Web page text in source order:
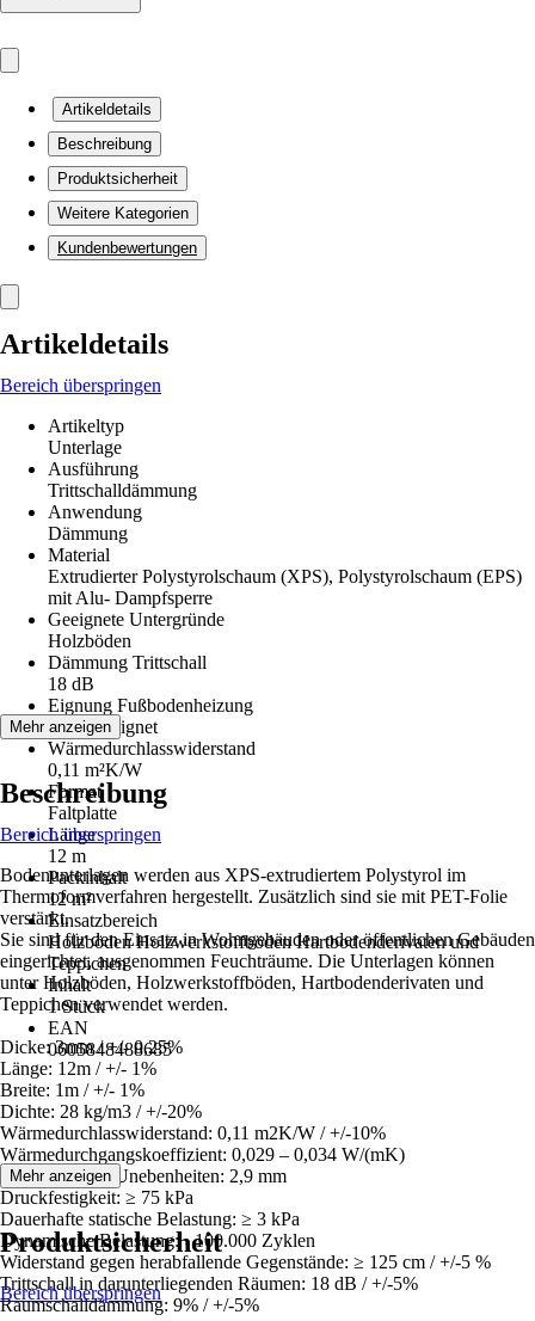
Artikeldetails
Beschreibung
Produktsicherheit
Weitere Kategorien
Kundenbewertungen
Artikeldetails
Bereich überspringen
Artikeltyp
Unterlage
Ausführung
Trittschalldämmung
Anwendung
Dämmung
Material
Extrudierter Polystyrolschaum (XPS), Polystyrolschaum (EPS)
mit Alu- Dampfsperre
Geeignete Untergründe
Holzböden
Dämmung Trittschall
18 dB
Eignung Fußbodenheizung
Nicht geeignet
Wärmedurchlasswiderstand
0,11 m²K/W
Format
Faltplatte
Länge
12 m
Packinhalt
12 m²
Einsatzbereich
Holzböden Holzwerkstoffböden Hartbodenderivaten und
Teppichen
Inhalt
1 Stück
EAN
0605848488685
Mehr anzeigen
Beschreibung
Bereich überspringen
Bodenunterlagen werden aus XPS-extrudiertem Polystyrol im
Thermoformverfahren hergestellt. Zusätzlich sind sie mit PET-Folie
verstärkt.
Sie sind für den Einsatz in Wohngebäuden oder öffentlichen Gebäuden
eingerichtet, ausgenommen Feuchträume. Die Unterlagen können
unter Holzböden, Holzwerkstoffböden, Hartbodenderivaten und
Teppichen verwendet werden.
Dicke: 3mm / +/- 0,25%
Länge: 12m / +/- 1%
Breite: 1m / +/- 1%
Dichte: 28 kg/m3 / +/-20%
Wärmedurchlasswiderstand: 0,11 m2K/W / +/-10%
Wärmedurchgangskoeffizient: 0,029 – 0,034 W/(mK)
Ausgleich von Unebenheiten: 2,9 mm
Druckfestigkeit: ≥ 75 kPa
Dauerhafte statische Belastung: ≥ 3 kPa
Dynamische Belastung: › 100.000 Zyklen
Widerstand gegen herabfallende Gegenstände: ≥ 125 cm / +/-5 %
Trittschall in darunterliegenden Räumen: 18 dB / +/-5%
Raumschalldämmung: 9% / +/-5%
Mehr anzeigen
Produktsicherheit
Bereich überspringen